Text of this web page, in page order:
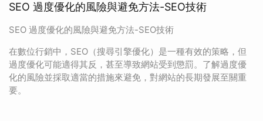
SEO 過度優化的風險與避免方法-SEO技術
SEO 過度優化的風險與避免方法-SEO技術
在數位行銷中，SEO（搜尋引擎優化）是一種有效的策略，但
過度優化可能適得其反，甚至導致網站受到懲罰。了解過度優
化的風險並採取適當的措施來避免，對網站的長期發展至關重
要。